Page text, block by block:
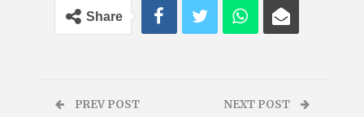
Share
PREV POST NEXT POST